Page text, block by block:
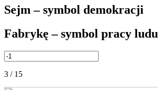
Sejm – symbol demokracji
Fabrykę – symbol pracy ludu
3 / 15